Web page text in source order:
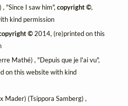
, "Since I saw him",copyright ©,
kind permission
©2014, (re)printed on this
Mathé) , "Depuis que je l'ai vu",
on this website with kind
Mader) (Tsippora Samberg) ,